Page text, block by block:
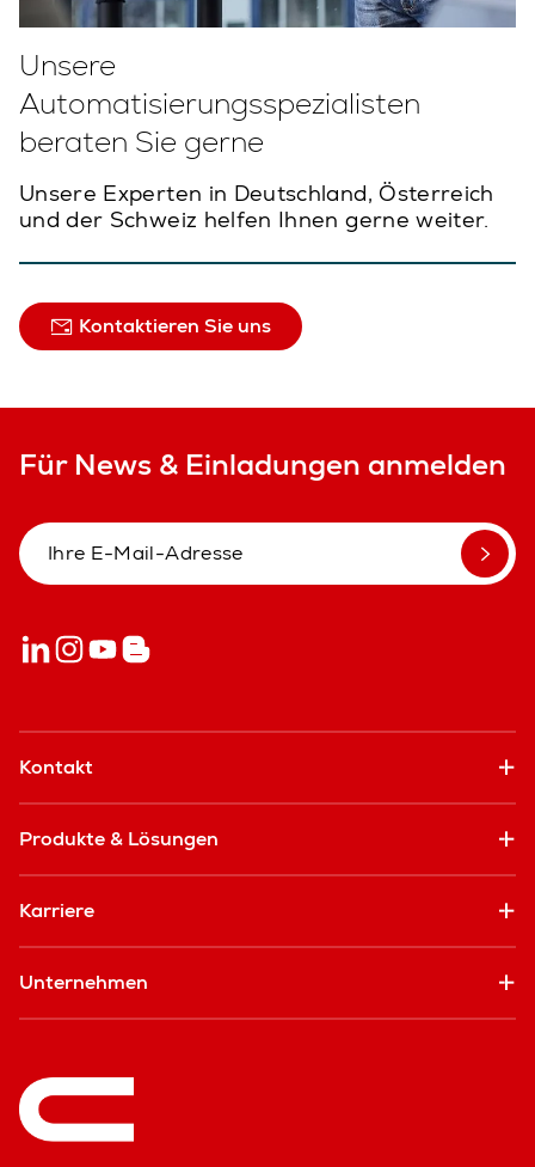
Unsere
Automatisierungsspezialisten
beraten Sie gerne
Unsere Experten in Deutschland, Österreich
und der Schweiz helfen Ihnen gerne weiter.
Kontaktieren Sie uns
Für News & Einladungen anmelden
Kontakt
Produkte & Lösungen
Karriere
Unternehmen